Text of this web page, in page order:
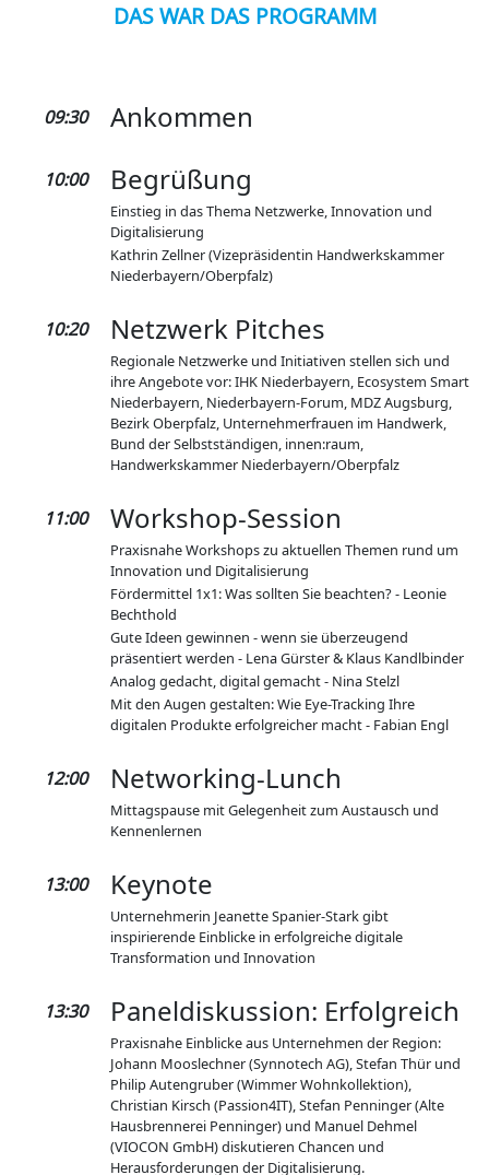
DAS WAR DAS PROGRAMM
09:30 Ankommen
10:00 Begrüßung
Einstieg in das Thema Netzwerke, Innovation und
Digitalisierung
Kathrin Zellner (Vizepräsidentin Handwerkskammer
Niederbayern/Oberpfalz)
10:20 Netzwerk Pitches
Regionale Netzwerke und Initiativen stellen sich und
ihre Angebote vor: IHK Niederbayern, Ecosystem Smart
Niederbayern, Niederbayern-Forum, MDZ Augsburg,
Bezirk Oberpfalz, Unternehmerfrauen im Handwerk,
Bund der Selbstständigen, innen:raum,
Handwerkskammer Niederbayern/Oberpfalz
11:00 Workshop-Session
Praxisnahe Workshops zu aktuellen Themen rund um
Innovation und Digitalisierung
Fördermittel 1x1: Was sollten Sie beachten? - Leonie
Bechthold
Gute Ideen gewinnen - wenn sie überzeugend
präsentiert werden - Lena Gürster & Klaus Kandlbinder
Analog gedacht, digital gemacht - Nina Stelzl
Mit den Augen gestalten: Wie Eye-Tracking Ihre
digitalen Produkte erfolgreicher macht - Fabian Engl
12:00 Networking-Lunch
Mittagspause mit Gelegenheit zum Austausch und
Kennenlernen
13:00 Keynote
Unternehmerin Jeanette Spanier-Stark gibt
inspirierende Einblicke in erfolgreiche digitale
Transformation und Innovation
13:30 Paneldiskussion: Erfolgreich
Praxisnahe Einblicke aus Unternehmen der Region:
Johann Mooslechner (Synnotech AG), Stefan Thür und
Philip Autengruber (Wimmer Wohnkollektion),
Christian Kirsch (Passion4IT), Stefan Penninger (Alte
Hausbrennerei Penninger) und Manuel Dehmel
(VIOCON GmbH) diskutieren Chancen und
Herausforderungen der Digitalisierung.